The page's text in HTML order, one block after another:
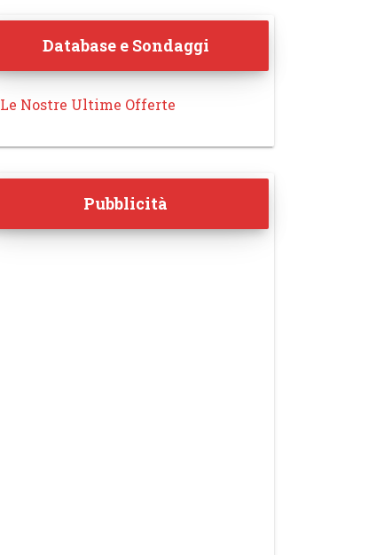
Database e Sondaggi
Le Nostre Ultime Offerte
Pubblicità